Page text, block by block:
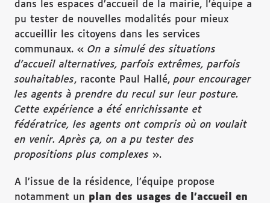
dans les espaces d’accueil de la mairie, l’équipe a
pu tester de nouvelles modalités pour mieux
accueillir les citoyens dans les services
communaux. « On a simulé des situations
d’accueil alternatives, parfois extrêmes, parfois
souhaitables, raconte Paul Hallé, pour encourager
les agents à prendre du recul sur leur posture.
Cette expérience a été enrichissante et
fédératrice, les agents ont compris où on voulait
en venir. Après ça, on a pu tester des
propositions plus complexes ».
A l’issue de la résidence, l’équipe propose
notamment un plan des usages de l ’accueil en